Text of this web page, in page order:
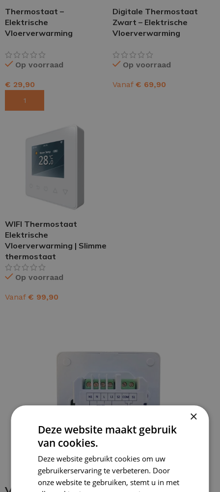
Thermostaat –
Elektrische
Vloerverwarming
Op voorraad
€ 29,90
Digitale Thermostaat
Zwart – Elektrische
Vloerverwarming
Op voorraad
Vanaf € 69,90
WIFI Thermostaat
Elektrische
Vloerverwarming | Slimme
thermostaat
Op voorraad
Vanaf € 99,90
×
Deze website maakt gebruik
van cookies.
Deze website gebruikt cookies om uw
gebruikerservaring te verbeteren. Door
onze website te gebruiken, stemt u in met